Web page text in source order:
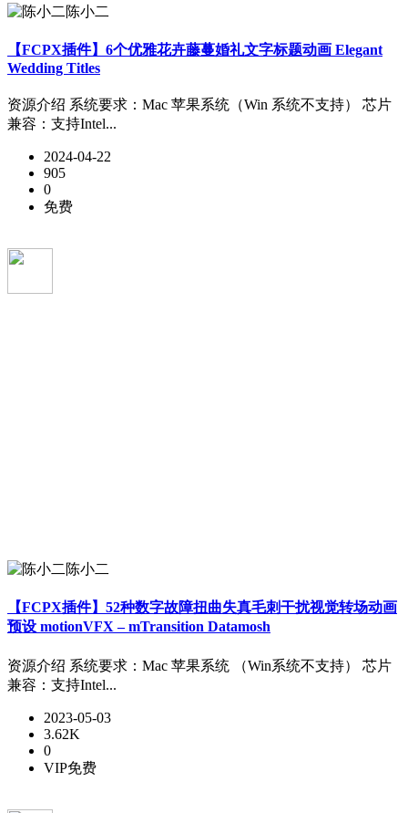
陈小二
【FCPX插件】6个优雅花卉藤蔓婚礼文字标题动画 Elegant
Wedding Titles
资源介绍 系统要求：Mac 苹果系统（Win 系统不支持） 芯片
兼容：支持Intel...
2024-04-22
905
0
免费
陈小二
【FCPX插件】52种数字故障扭曲失真毛刺干扰视觉转场动画
预设 motionVFX – mTransition Datamosh
资源介绍 系统要求：Mac 苹果系统 （Win系统不支持） 芯片
兼容：支持Intel...
2023-05-03
3.62K
0
VIP免费